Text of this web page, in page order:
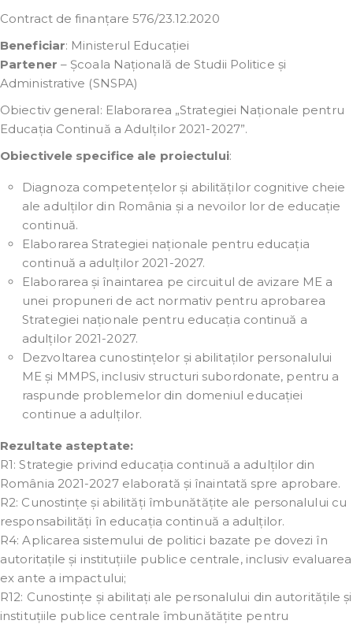
Contract de finanțare 576/23.12.2020
Beneficiar: Ministerul Educației
Partener – Școala Națională de Studii Politice și
Administrative (SNSPA)
Obiectiv general: Elaborarea „Strategiei Naționale pentru
Educația Continuă a Adulților 2021-2027”.
Obiectivele specifice ale proiectului:
Diagnoza competențelor și abilităților cognitive cheie
ale adulților din România și a nevoilor lor de educație
continuă.
Elaborarea Strategiei naționale pentru educația
continuă a adulților 2021-2027.
Elaborarea și înaintarea pe circuitul de avizare ME a
unei propuneri de act normativ pentru aprobarea
Strategiei naționale pentru educația continuă a
adulților 2021-2027.
Dezvoltarea cunostințelor și abilitaților personalului
ME și MMPS, inclusiv structuri subordonate, pentru a
raspunde problemelor din domeniul educației
continue a adulților.
Rezultate asteptate:
R1: Strategie privind educația continuă a adulților din
România 2021-2027 elaborată și înaintată spre aprobare.
R2: Cunostințe și abilități îmbunătățite ale personalului cu
responsabilități în educația continuă a adulților.
R4: Aplicarea sistemului de politici bazate pe dovezi în
autoritațile și instituțiile publice centrale, inclusiv evaluarea
ex ante a impactului;
R12: Cunostințe și abilitați ale personalului din autoritățile și
instituțiile publice centrale îmbunătățite pentru